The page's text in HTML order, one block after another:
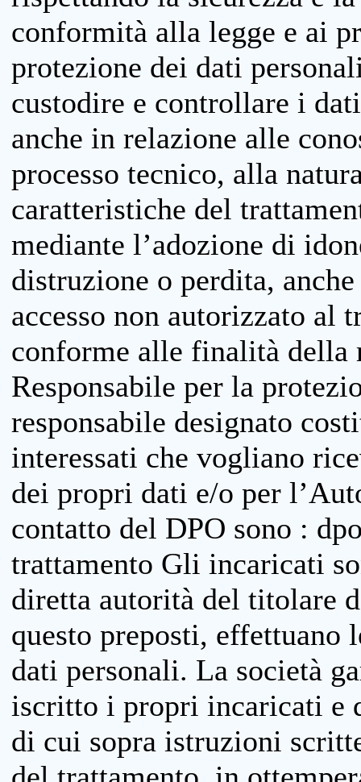
conformità alla legge e ai
protezione dei dati
custodire e controllare i
anche in relazione alle
processo tecnico, alla
caratteristiche del
mediante l’adozione di
distruzione o perdita,
accesso non autorizzato al
conforme alle finalità della
Responsabile per la
responsabile designato
interessati che vogliano
dei propri dati e/o per
contatto del DPO sono :
trattamento Gli incaricati
diretta autorità del titolare
questo preposti, effettuano
dati personali. La società
iscritto i propri incaricati e
di cui sopra istruzioni